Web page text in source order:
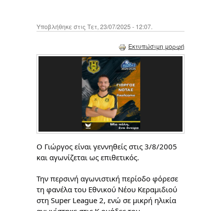
Υποβλήθηκε στις Τετ, 23/07/2025 - 12:07.
Εκτυπώσιμη μορφή
Ο Γιώργος είναι γεννηθείς στις 3/8/2005
και αγωνίζεται ως επιθετικός.
Την περσινή αγωνιστική περίοδο φόρεσε
τη φανέλα του Εθνικού Νέου Κεραμιδιού
στη Super League 2, ενώ σε μικρή ηλικία